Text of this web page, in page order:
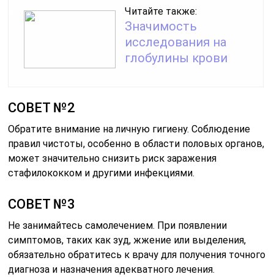
Читайте также:
Значимость
исследования на
глобулины крови
СОВЕТ №2
Обратите внимание на личную гигиену. Соблюдение
правил чистоты, особенно в области половых органов,
может значительно снизить риск заражения
стафилококком и другими инфекциями.
СОВЕТ №3
Не занимайтесь самолечением. При появлении
симптомов, таких как зуд, жжение или выделения,
обязательно обратитесь к врачу для получения точного
диагноза и назначения адекватного лечения.